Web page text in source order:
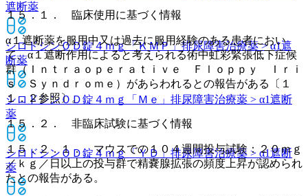
遮断薬
シロドシンＯＤ錠４ｍｇ「ＫＭＰ」排尿障害治療薬 > α1遮
断薬
シロドシンＯＤ錠４ｍｇ「Ｍｅ」 排尿障害治療薬 > α1遮断
薬
シロドシンＯＤ錠４ｍｇ「ＹＤ」排尿障害治療薬 > α1遮断
薬
１５．１． 臨床使用に基づく情報
α１遮断薬を服用中又は過去に服用経験のある患者におい
て、α１遮断作用によると考えられる術中虹彩緊張低下症候
群（Ｉｎｔｒａｏｐｅｒａｔｉｖｅ Ｆｌｏｐｐｙ Ｉｒｉ
ｓ Ｓｙｎｄｒｏｍｅ）があらわれるとの報告がある〔１
１．２参照〕。
１５．２． 非臨床試験に基づく情報
１５．２．１． マウスでの１０４週間投与試験：２０ｍｇ
／ｋｇ／日以上の投与群で精嚢腺拡張の頻度上昇が認められ
たとの報告がある。